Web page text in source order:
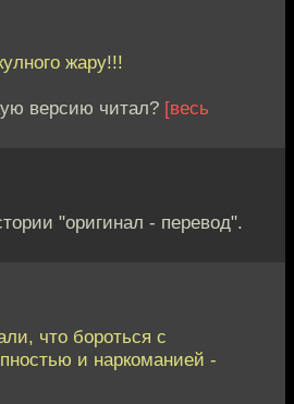
жару!!!
версию читал? [весь
"оригинал - перевод".
что бороться с
и наркоманией -